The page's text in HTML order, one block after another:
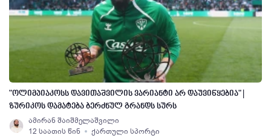
"ოლიმპიაკოსს დავითაშვილის ვარიანტი არ დაუვიწყებია" |
ზურიკოს დამატება ბერძნულ გრანდს სურს
ამირან შაიშმელაშვილი
12 საათის წინ
ქართული სპორტი